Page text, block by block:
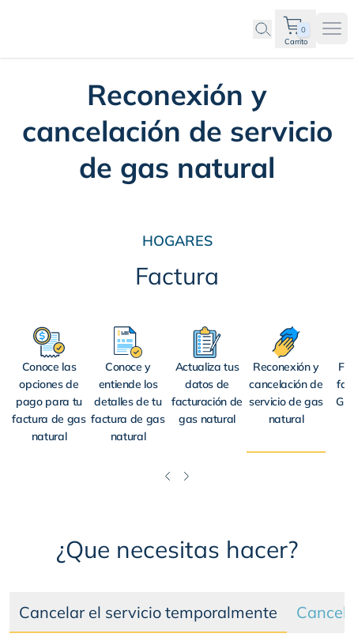
0
Carrito
Reconexión y
cancelación de servicio
de gas natural
HOGARES
Factura
Conoce las
opciones de
pago para tu
factura de gas
natural
Conoce y
entiende los
detalles de tu
factura de gas
natural
Actualiza tus
datos de
facturación de
gas natural
Reconexión y
cancelación de
servicio de gas
natural
¿Que necesitas hacer?
Cancelar el servicio temporalmente